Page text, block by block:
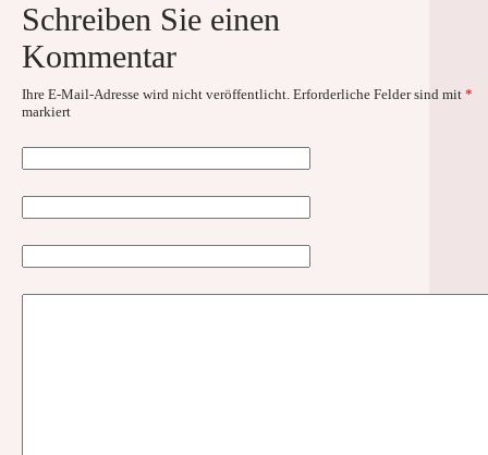
Schreiben Sie einen
Kommentar
Ihre E-Mail-Adresse wird nicht veröffentlicht. Erforderliche Felder sind mit *
markiert